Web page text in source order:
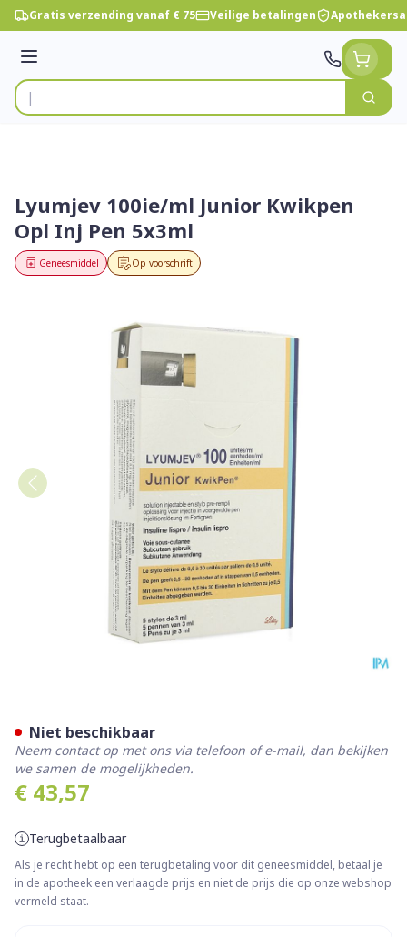
Ga naar de inhoud
Gratis verzending vanaf € 75 Veilige betalingen
Menu
Product, merk, categorie...
Zoek
Lyumjev 100ie/ml Junior Kwikpen
Opl Inj Pen 5x3ml
Op voorschrift
Geneesmiddel
€ 43,57
Terugbetaalbaar
Als je recht hebt op een terugbetaling voor dit geneesmiddel, betaal je
in de apotheek een verlaagde prijs en niet de prijs die op onze webshop
vermeld staat.
Niet beschikbaar
Neem contact op met ons via telefoon of e-mail, dan bekijken
we samen de mogelijkheden.